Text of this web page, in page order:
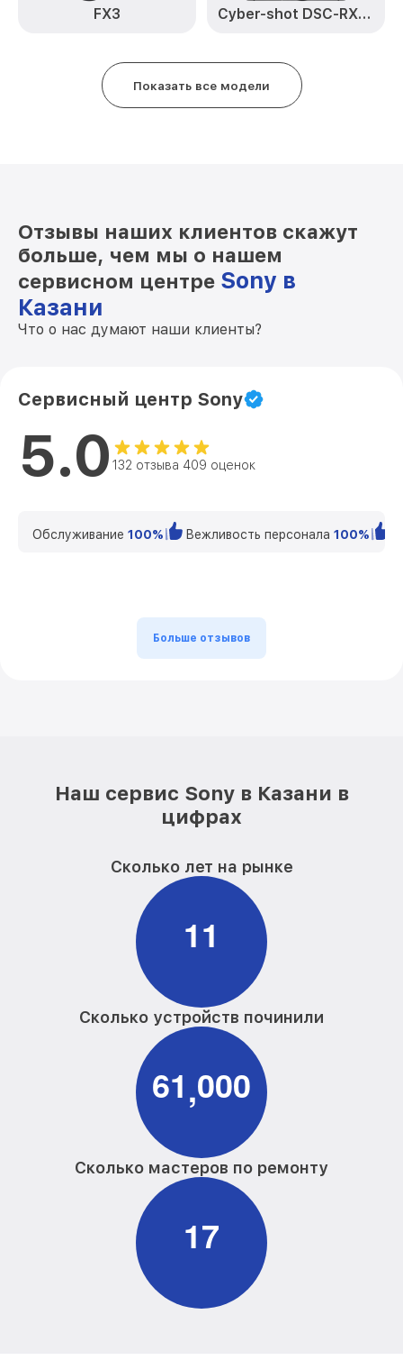
от 2100₽
Замена аккумулятора Alpha a6000 Sony
FX3 Cyber-shot DSC-RX100M4
Показать все модели
Отзывы наших клиентов скажут
больше, чем мы о нашем
сервисном центре Sony в
Казани
Что о нас думают наши клиенты?
Сервисный центр Sony
5.0 132 отзыва 409 оценок
Обслуживание 100% Вежливость персонала 100%
Больше отзывов
Наш сервис Sony в Казани в
цифрах
Сколько лет на рынке
11
Сколько устройств починили
61,000
Сколько мастеров по ремонту
17